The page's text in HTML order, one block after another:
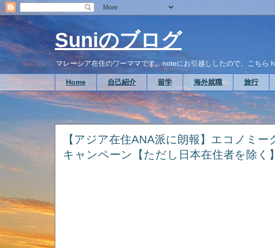
Suniのブログ
マレーシア在住のワーママです。noteにお引越ししたので、こち
Home 自己紹介 留学 海外就職 旅行
【アジア在住ANA派に朗報】エコノミ
キャンペーン【ただし日本在住者を除く】